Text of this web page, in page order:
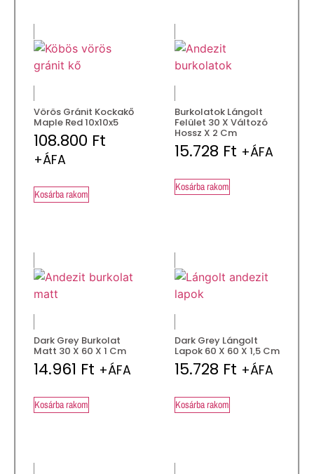
Vörös Gránit Kockakő
Maple Red 10x10x5
108.800 Ft
+ÁFA
Kosárba rakom
Burkolatok Lángolt
Felület 30 X Változó
Hossz X 2 Cm
15.728 Ft +ÁFA
Kosárba rakom
Dark Grey Burkolat
Matt 30 X 60 X 1 Cm
14.961 Ft +ÁFA
Kosárba rakom
Dark Grey Lángolt
Lapok 60 X 60 X 1,5 Cm
15.728 Ft +ÁFA
Kosárba rakom